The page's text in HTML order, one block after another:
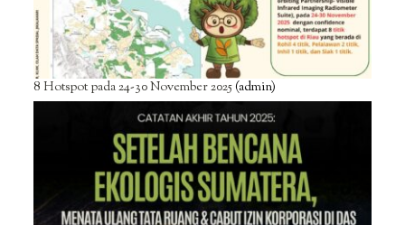
8 Hotspot pada 24-30 November 2025(admin)